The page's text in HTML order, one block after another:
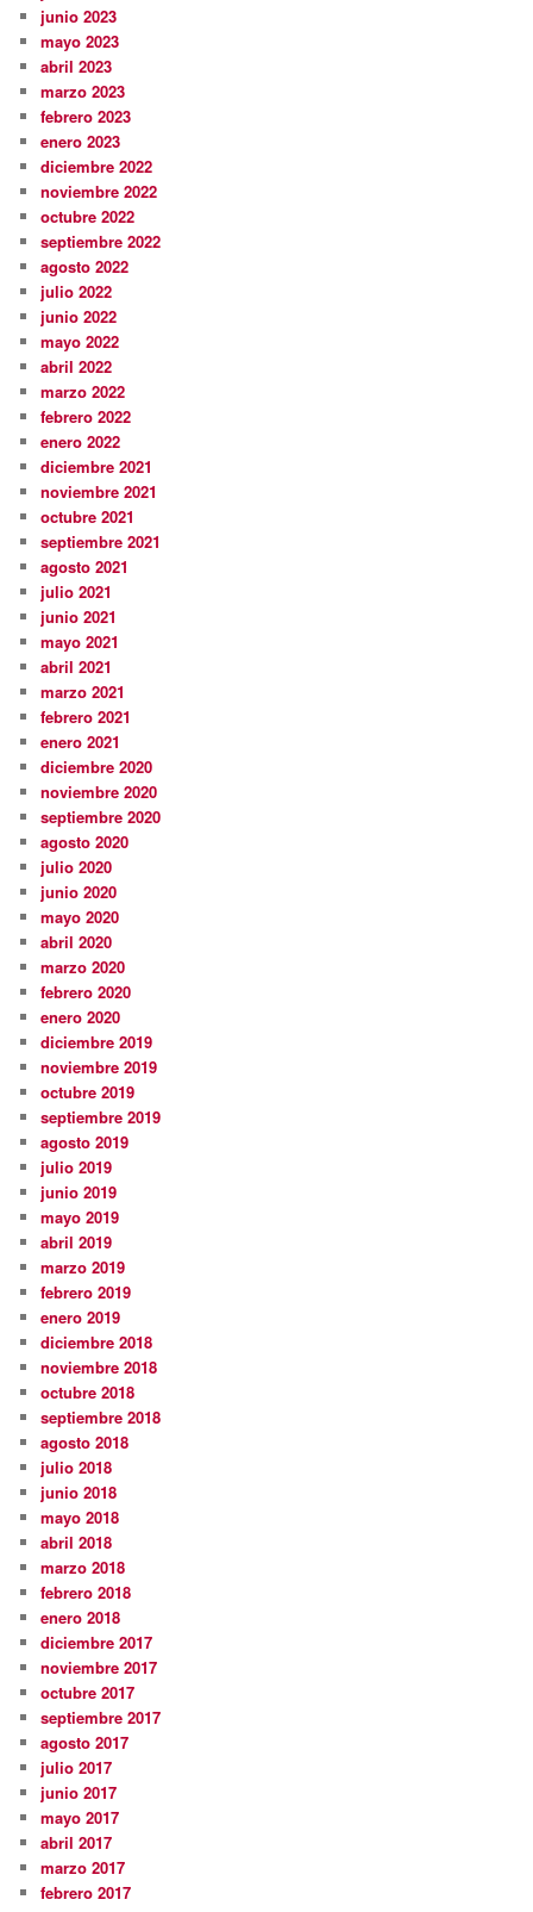
junio 2023
mayo 2023
abril 2023
marzo 2023
febrero 2023
enero 2023
diciembre 2022
noviembre 2022
octubre 2022
septiembre 2022
agosto 2022
julio 2022
junio 2022
mayo 2022
abril 2022
marzo 2022
febrero 2022
enero 2022
diciembre 2021
noviembre 2021
octubre 2021
septiembre 2021
agosto 2021
julio 2021
junio 2021
mayo 2021
abril 2021
marzo 2021
febrero 2021
enero 2021
diciembre 2020
noviembre 2020
septiembre 2020
agosto 2020
julio 2020
junio 2020
mayo 2020
abril 2020
marzo 2020
febrero 2020
enero 2020
diciembre 2019
noviembre 2019
octubre 2019
septiembre 2019
agosto 2019
julio 2019
junio 2019
mayo 2019
abril 2019
marzo 2019
febrero 2019
enero 2019
diciembre 2018
noviembre 2018
octubre 2018
septiembre 2018
agosto 2018
julio 2018
junio 2018
mayo 2018
abril 2018
marzo 2018
febrero 2018
enero 2018
diciembre 2017
noviembre 2017
octubre 2017
septiembre 2017
agosto 2017
julio 2017
junio 2017
mayo 2017
abril 2017
marzo 2017
febrero 2017